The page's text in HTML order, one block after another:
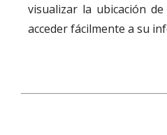
visualizar la ubicación
acceder fácilmente a su